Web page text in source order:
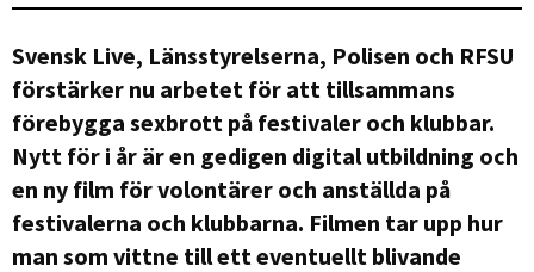
Svensk Live, Länsstyrelserna, Polisen och RFSU
förstärker nu arbetet för att tillsammans
förebygga sexbrott på festivaler och klubbar.
Nytt för i år är en gedigen digital utbildning och
en ny film för volontärer och anställda på
festivalerna och klubbarna. Filmen tar upp hur
man som vittne till ett eventuellt blivande